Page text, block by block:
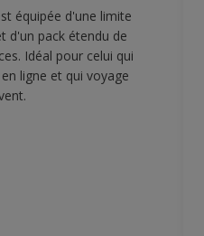
équipée d'une limite
d'un pack étendu de
Idéal pour celui qui
ligne et qui voyage